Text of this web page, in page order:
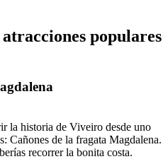
populares
la historia de Viveiro desde uno
Cañones de la fragata Magdalena.
recorrer la bonita costa.